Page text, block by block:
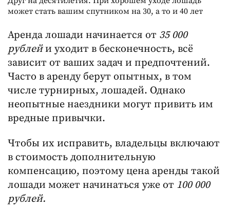
может стать вашим спутником на 30, а то и 40 лет
Аренда лошади начинается от 35 000
рублейи уходит в бесконечность, всё
зависит от ваших задач и предпочтений.
Часто в аренду берут опытных, в том
числе турнирных, лошадей. Однако
неопытные наездники могут привить им
вредные привычки.
Чтобы их исправить, владельцы включают
в стоимость дополнительную
компенсацию, поэтому цена аренды такой
лошади может начинаться уже от 100 000
рублей.